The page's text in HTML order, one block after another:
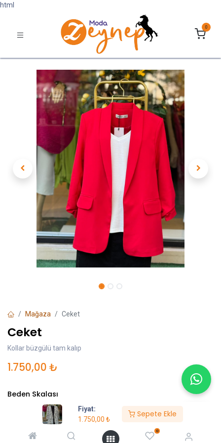
html
Fiyat:
1.750,00 ₺
Sepete Ekle
0
0
Mağaza Ceket
Ceket
Kollar büzgülü tam kalıp
1.750,00 ₺
Beden Skalası
M